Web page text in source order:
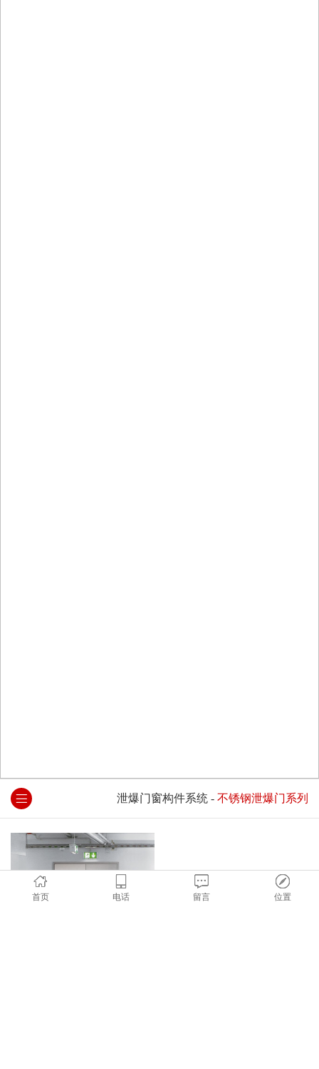
泄爆门窗构件系统 - 不锈钢泄爆门系列
首页 电话 留言 位置